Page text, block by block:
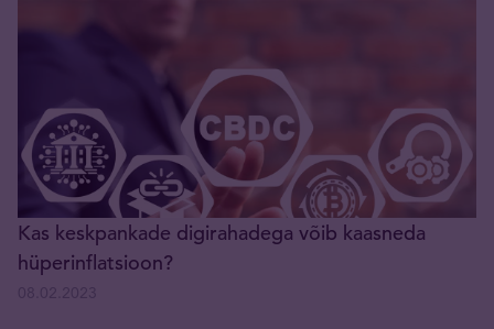
Kas keskpankade digirahadega võib kaasneda
hüperinflatsioon?